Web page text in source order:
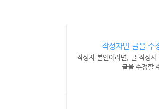
작성자만 글을 수
작성자 본인이라면, 글 작성시
글을 수정할